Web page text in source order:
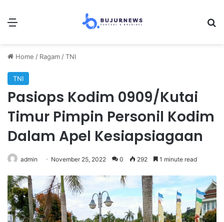
Home / Ragam /TNI
TNI
Pasiops Kodim 0909/Kutai
Timur Pimpin Personil Kodim
Dalam Apel Kesiapsiagaan
admin November 25, 2022 0 292 1 minute read